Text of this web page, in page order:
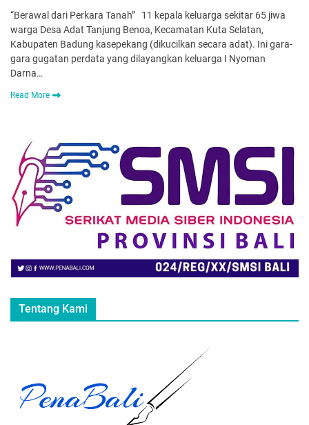
“Berawal dari Perkara Tanah” 11 kepala keluarga sekitar 65 jiwa
warga Desa Adat Tanjung Benoa, Kecamatan Kuta Selatan,
Kabupaten Badung kasepekang (dikucilkan secara adat). Ini gara-
gara gugatan perdata yang dilayangkan keluarga I Nyoman
Darna…
Read More
Tentang Kami